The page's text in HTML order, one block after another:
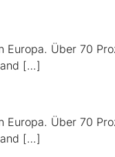
Über 70
[…]
Über 70
[…]